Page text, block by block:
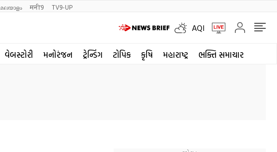
മലയാളം मनी9 TV9-UP
AQI
વેબસ્ટોરી મનોરંજન ટ્રેન્ડિંગ ટોપિક કૃષિ મહારાષ્ટ્ર ભક્તિ સમાચાર